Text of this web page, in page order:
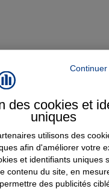
à l'agence
des cookies et
uniques
utilisons des
afin d'améliorer votre
et identifiants uniques
contenu du site, en
des publicités